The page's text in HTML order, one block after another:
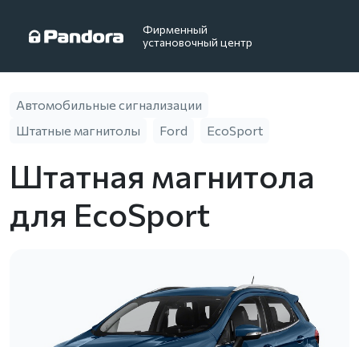
Фирменный
установочный центр
Автомобильные сигнализации
Штатные магнитолы
Ford EcoSport
Штатная магнитола
для EcoSport